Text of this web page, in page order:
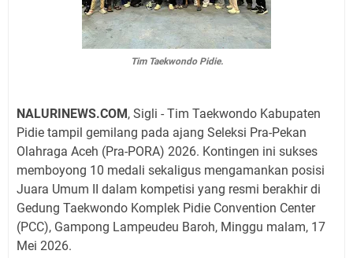
Tim Taekwondo Pidie.
NALURINEWS.COM, Sigli - Tim Taekwondo Kabupaten
Pidie tampil gemilang pada ajang Seleksi Pra-Pekan
Olahraga Aceh (Pra-PORA) 2026. Kontingen ini sukses
memboyong 10 medali sekaligus mengamankan posisi
Juara Umum II dalam kompetisi yang resmi berakhir di
Gedung Taekwondo Komplek Pidie Convention Center
(PCC), Gampong Lampeudeu Baroh, Minggu malam, 17
Mei 2026.